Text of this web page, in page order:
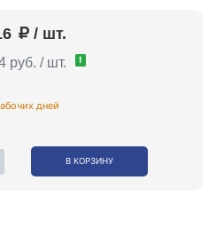
/ шт.
руб. / шт. !
дней
В КОРЗИНУ